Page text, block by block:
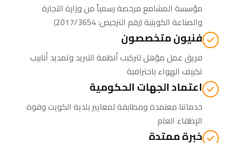
مؤسسة المشامع مرخصة رسمياً منوزارة التجارة
والصناعة الكويتية(رقم الترخيص: 2017/3654)
فنيون متخصصون
فريق عمل مؤهل لتركيب أنظمة التبريد وتمديد أنابيب
تكييف الهواء باحترافية
اعتماد الجهات الحكومية
خدماتنا معتمدة ومطابقة لمعايير بلدية الكويت وقوة
الإطفاء العام
خبرة ممتدة